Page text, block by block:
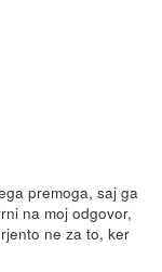
premoga, saj ga
na moj odgovor,
ne za to, ker